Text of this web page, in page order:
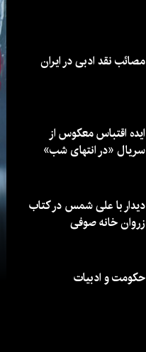
مصائب نقد ادبی در ایران
ایده اقتباس معکوس از
سریال «در انتهای شب»
دیدار با علی شمس در کتاب
زروان خانه صوفی
حکومت و ادبیات